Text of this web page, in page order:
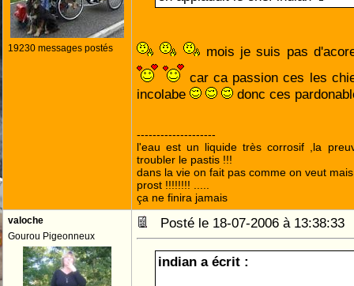
19230 messages postés
mois je suis pas
car ca passion ces les
incolabe
donc ces
--------------------
l'eau est un liquide très corrosif ,la
troubler le pastis !!!
dans la vie on fait pas comme on veut
prost !!!!!!!! .....
ça ne finira jamais
valoche
Gourou Pigeonneux
Posté le 18-07-2006 à
indian a écrit :